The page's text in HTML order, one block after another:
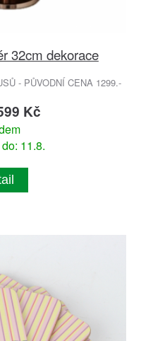
32cm dekorace
- PŮVODNÍ CENA 1299.-
Kč
11.8.